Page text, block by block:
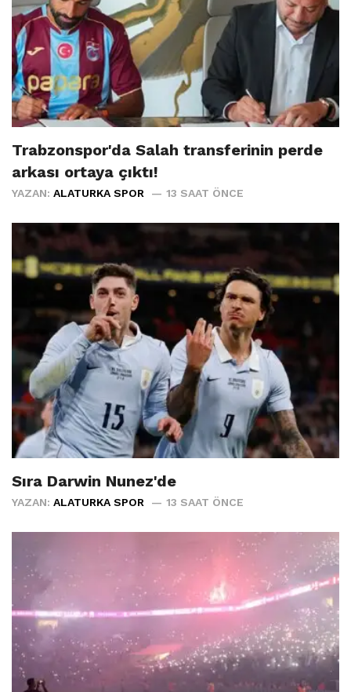
Trabzonspor'da Salah transferinin perde
arkası ortaya çıktı!
YAZAN: ALATURKA SPOR 13 SAAT ÖNCE
Sıra Darwin Nunez'de
YAZAN: ALATURKA SPOR 13 SAAT ÖNCE